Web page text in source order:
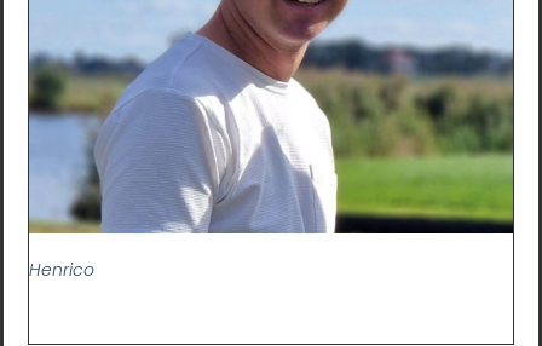
Henrico